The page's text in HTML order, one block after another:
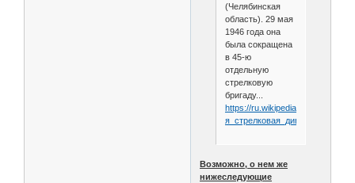
(Челябинская
область). 29 мая
1946 года она
была сокращена
в 45-ю
отдельную
стрелковую
бригаду...
https://ru.wikipedia.org/wiki/417-
я_стрелковая_дивизия
Возможно, о нем же
нижеследующие